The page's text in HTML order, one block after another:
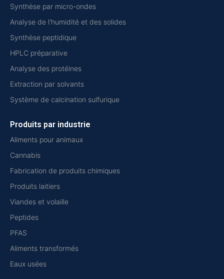
Synthèse par micro-ondes
Analyse de l'humidité et des solides
Synthèse peptidique
HPLC préparative
Analyse des protéines
Extraction par solvants
Système de calcination sulfurique
Produits par industrie
Aliments pour animaux
Cannabis
Fabrication de produits chimiques
Produits laitiers
Viandes et volaille
Peptides
PFAS
Aliments transformés
Eaux usées